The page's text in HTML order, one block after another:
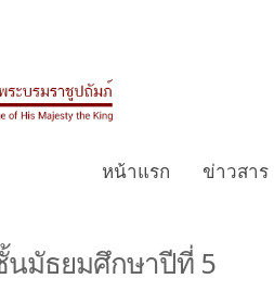
หน้าแรก ข่าวสาร
นมัธยมศึกษาปีที่ 5